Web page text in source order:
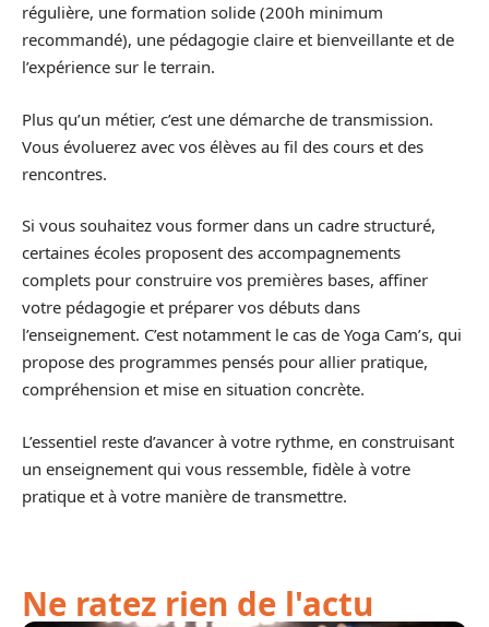
régulière, une formation solide (200h minimum
recommandé), une pédagogie claire et bienveillante et de
l’expérience sur le terrain.
Plus qu’un métier, c’est une démarche de transmission.
Vous évoluerez avec vos élèves au fil des cours et des
rencontres.
Si vous souhaitez vous former dans un cadre structuré,
certaines écoles proposent des accompagnements
complets pour construire vos premières bases, affiner
votre pédagogie et préparer vos débuts dans
l’enseignement. C’est notamment le cas de Yoga Cam’s, qui
propose des programmes pensés pour allier pratique,
compréhension et mise en situation concrète.
L’essentiel reste d’avancer à votre rythme, en construisant
un enseignement qui vous ressemble, fidèle à votre
pratique et à votre manière de transmettre.
Ne ratez rien de l'actu